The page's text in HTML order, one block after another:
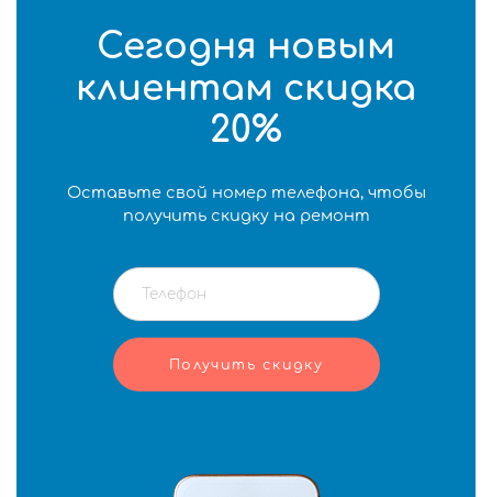
Сегодня новым
клиентам скидка
20%
Оставьте свой номер телефона, чтобы
получить скидку на ремонт